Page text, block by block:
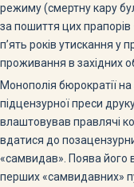
режиму (смертну кару
за пошиття цих
п’ять років утискання у
проживання в західних
Монополія бюрократії
підцензурної преси
влаштовував правлячі
вдатися до
«самвидав». Поява його
перших «самвидавних»